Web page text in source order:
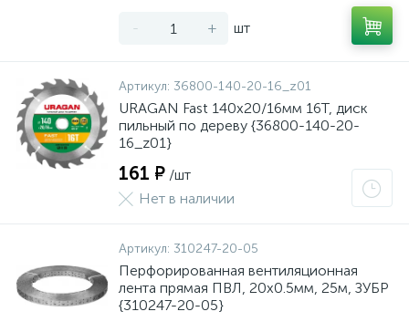
- + шт
Артикул: 36800-140-20-16_z01
URAGAN Fast 140x20/16мм 16Т, диск
пильный по дереву {36800-140-20-
16_z01}
161 ₽ /шт
Нет в наличии
Артикул: 310247-20-05
Перфорированная вентиляционная
лента прямая ПВЛ, 20х0.5мм, 25м, ЗУБР
{310247-20-05}